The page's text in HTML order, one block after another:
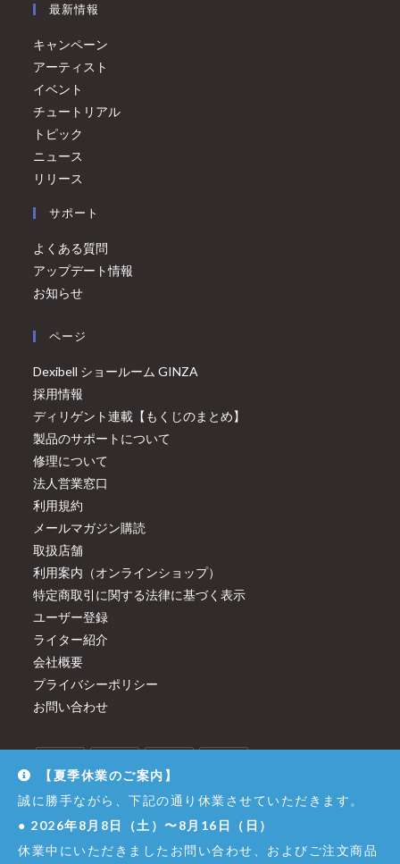
最新情報
キャンペーン
アーティスト
イベント
チュートリアル
トピック
ニュース
リリース
サポート
よくある質問
アップデート情報
お知らせ
ページ
Dexibell ショールーム GINZA
採用情報
ディリゲント連載【もくじのまとめ】
製品のサポートについて
修理について
法人営業窓口
利用規約
メールマガジン購読
取扱店舗
利用案内（オンラインショップ）
特定商取引に関する法律に基づく表示
ユーザー登録
ライター紹介
会社概要
プライバシーポリシー
お問い合わせ
【夏季休業のご案内】
誠に勝手ながら、下記の通り休業させていただきます。
● 2026年8月8日（土）〜8月16日（日）
休業中にいただきましたお問い合わせ、およびご注文商品